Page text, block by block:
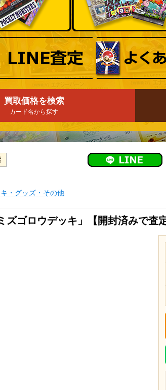
買取価格を検索
カード名から探す
・グッズ・その他
ゴロウデッキ」【開封済みで査定